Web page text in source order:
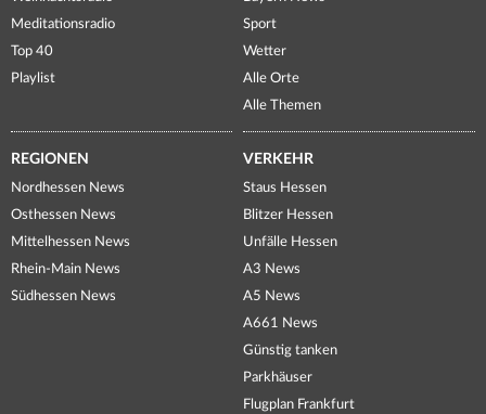
Meditationsradio
Top 40
Playlist
Sport
Wetter
Alle Orte
Alle Themen
REGIONEN
Nordhessen News
Osthessen News
Mittelhessen News
Rhein-Main News
Südhessen News
VERKEHR
Staus Hessen
Blitzer Hessen
Unfälle Hessen
A3 News
A5 News
A661 News
Günstig tanken
Parkhäuser
Flugplan Frankfurt